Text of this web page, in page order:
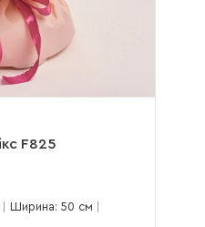
F825
Ширина: 50 см